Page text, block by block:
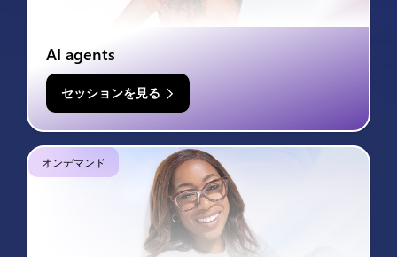
AI agents
セッションを見る
オンデマンド